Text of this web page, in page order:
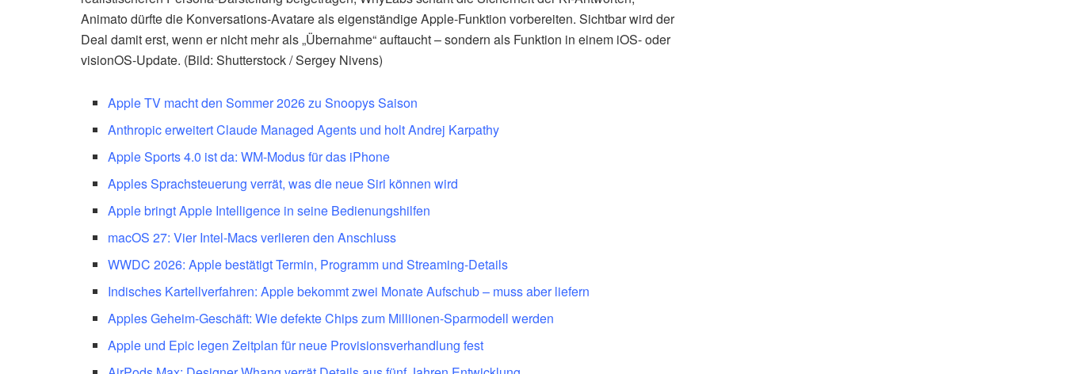
Animato dürfte die Konversations-Avatare als eigenständige Apple-Funktion vorbereiten. Sichtbar wird der
Deal damit erst, wenn er nicht mehr als „Übernahme“ auftaucht – sondern als Funktion in einem iOS- oder
visionOS-Update. (Bild: Shutterstock / Sergey Nivens)
Apple TV macht den Sommer 2026 zu Snoopys Saison
Anthropic erweitert Claude Managed Agents und holt Andrej Karpathy
Apple Sports 4.0 ist da: WM-Modus für das iPhone
Apples Sprachsteuerung verrät, was die neue Siri können wird
Apple bringt Apple Intelligence in seine Bedienungshilfen
macOS 27: Vier Intel-Macs verlieren den Anschluss
WWDC 2026: Apple bestätigt Termin, Programm und Streaming-Details
Indisches Kartellverfahren: Apple bekommt zwei Monate Aufschub – muss aber liefern
Apples Geheim-Geschäft: Wie defekte Chips zum Millionen-Sparmodell werden
Apple und Epic legen Zeitplan für neue Provisionsverhandlung fest